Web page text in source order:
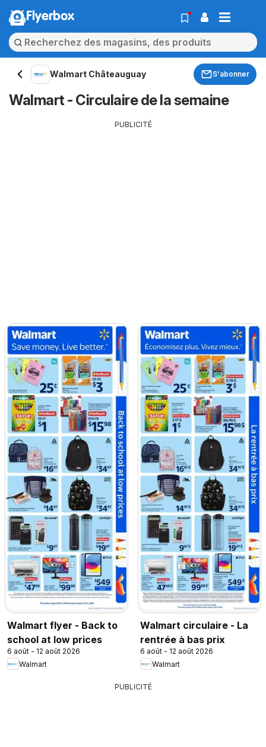
Flyerbox
Walmart Châteauguay S'abonner
Walmart - Circulaire de la semaine
PUBLICITÉ
Walmart flyer - Back to
school at low prices
6 août - 12 août 2026
Walmart
Walmart circulaire - La
rentrée à bas prix
6 août - 12 août 2026
Walmart
PUBLICITÉ